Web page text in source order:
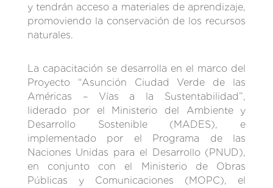
y tendrán acceso a materiales de aprendizaje,
promoviendo la conservación de los recursos
naturales.
La capacitación se desarrolla en el marco del
Proyecto “Asunción Ciudad Verde de las
Américas – Vías a la Sustentabilidad”,
liderado por el Ministerio del Ambiente y
Desarrollo Sostenible (MADES), e
implementado por el Programa de las
Naciones Unidas para el Desarrollo (PNUD),
en conjunto con el Ministerio de Obras
Públicas y Comunicaciones (MOPC), el